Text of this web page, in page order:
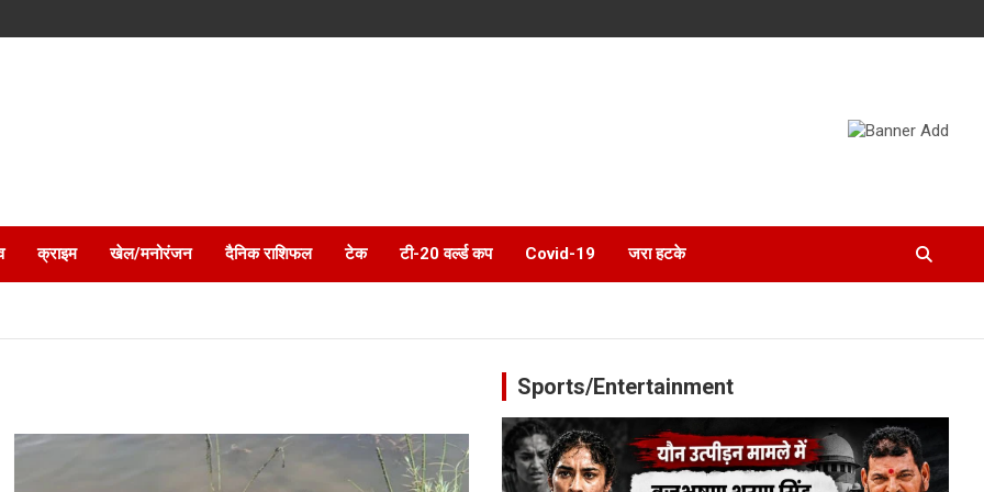
क्राइम खेल/मनोरंजन दैनिक राशिफल टेक टी-20 वर्ल्ड कप Covid-19 जरा हटके
Sports/Entertainment